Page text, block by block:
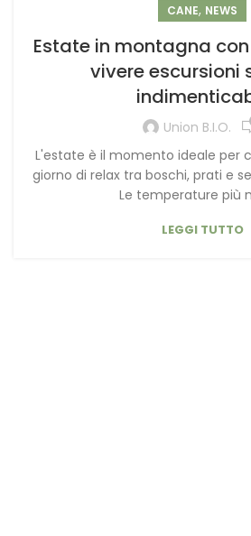
CANE, NEWS
Estate in montagna
vivere escursioni
Union B.I.O.
L'estate è il momento ideale per
giorno di relax tra boschi, prati e
Le temperature più
LEGGI TUTTO